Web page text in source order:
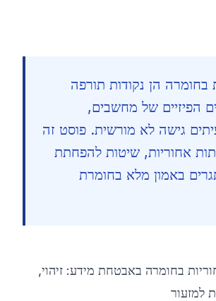
בחומרה הן נקודות תורפה
הפיזיים של מחשבים,
גישה לא מורשית. פוסט זה
אחוריות, שיטות להפחתת
באמון מלא בחומרת
בחומרה באבטחת מידע: זיהוי,
למזעור